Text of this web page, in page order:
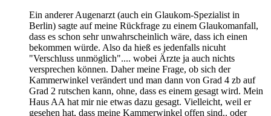
Ein anderer Augenarzt (auch ein Glaukom-Spezialist in
Berlin) sagte auf meine Rückfrage zu einem Glaukomanfall,
dass es schon sehr unwahrscheinlich wäre, dass ich einen
bekommen würde. Also da hieß es jedenfalls nicuht
"Verschluss unmöglich".... wobei Ärzte ja auch nichts
versprechen können. Daher meine Frage, ob sich der
Kammerwinkel verändert und man dann von Grad 4 zb auf
Grad 2 rutschen kann, ohne, dass es einem gesagt wird. Mein
Haus AA hat mir nie etwas dazu gesagt. Vielleicht, weil er
gesehen hat, dass meine Kammerwinkel offen sind.. oder